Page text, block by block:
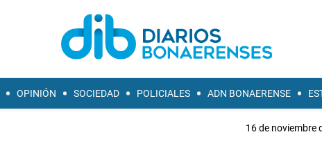
OPINIÓN SOCIEDAD POLICIALES ADN BONAERENSE
16 de noviembre